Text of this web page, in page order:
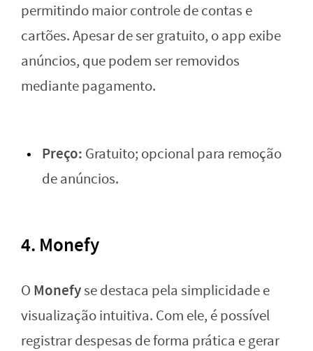
permitindo maior controle de contas e
cartões. Apesar de ser gratuito, o app exibe
anúncios, que podem ser removidos
mediante pagamento.
Preço: Gratuito; opcional para remoção
de anúncios.
4. Monefy
O Monefyse destaca pela simplicidade e
visualização intuitiva. Com ele, é possível
registrar despesas de forma prática e gerar